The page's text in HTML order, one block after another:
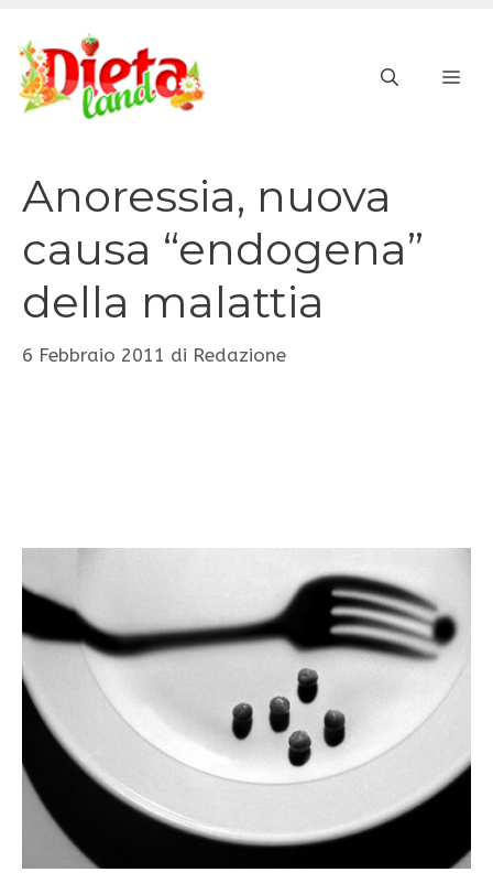
contenuto
Anoressia, nuova
causa “endogena”
della malattia
6 Febbraio 2011 di Redazione